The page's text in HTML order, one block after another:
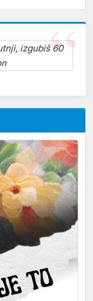
izgubiš 60